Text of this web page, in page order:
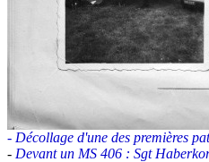
- Décollage d'une des premières
- Devant un MS 406 : Sgt